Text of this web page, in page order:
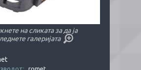
на сликата за да ја
галеријата
romet